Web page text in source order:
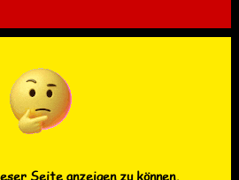
Seite anzeigen zu können,